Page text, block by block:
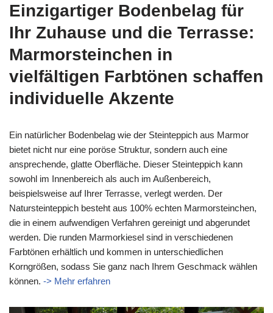
Einzigartiger Bodenbelag für
Ihr Zuhause und die Terrasse:
Marmorsteinchen in
vielfältigen Farbtönen schaffen
individuelle Akzente
Ein natürlicher Bodenbelag wie der Steinteppich aus Marmor
bietet nicht nur eine poröse Struktur, sondern auch eine
ansprechende, glatte Oberfläche. Dieser Steinteppich kann
sowohl im Innenbereich als auch im Außenbereich,
beispielsweise auf Ihrer Terrasse, verlegt werden. Der
Natursteinteppich besteht aus 100% echten Marmorsteinchen,
die in einem aufwendigen Verfahren gereinigt und abgerundet
werden. Die runden Marmorkiesel sind in verschiedenen
Farbtönen erhältlich und kommen in unterschiedlichen
Korngrößen, sodass Sie ganz nach Ihrem Geschmack wählen
können. -> Mehr erfahren